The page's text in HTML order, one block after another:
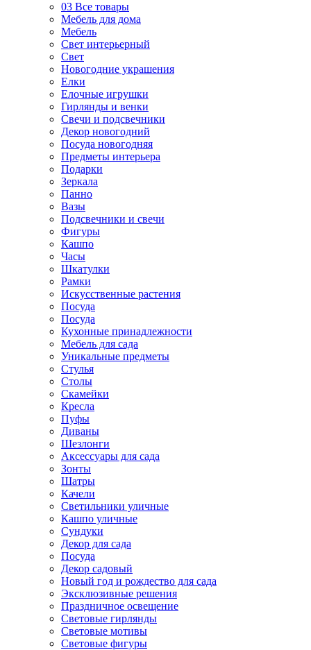
03 Все товары
Мебель для дома
Мебель
Свет интерьерный
Свет
Новогодние украшения
Елки
Елочные игрушки
Гирлянды и венки
Свечи и подсвечники
Декор новогодний
Посуда новогодняя
Предметы интерьера
Подарки
Зеркала
Панно
Вазы
Подсвечники и свечи
Фигуры
Кашпо
Часы
Шкатулки
Рамки
Искусственные растения
Посуда
Посуда
Кухонные принадлежности
Мебель для сада
Уникальные предметы
Стулья
Столы
Скамейки
Кресла
Пуфы
Диваны
Шезлонги
Аксессуары для сада
Зонты
Шатры
Качели
Cветильники уличные
Кашпо уличные
Сундуки
Декор для сада
Посуда
Декор садовый
Новый год и рождество для сада
Эксклюзивные решения
Праздничное освещение
Световые гирлянды
Световые мотивы
Световые фигуры